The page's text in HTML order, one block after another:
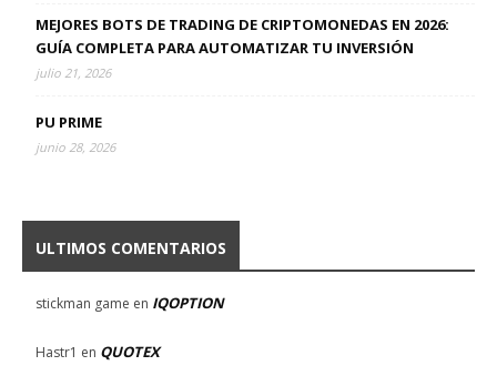
MEJORES BOTS DE TRADING DE CRIPTOMONEDAS EN 2026:
GUÍA COMPLETA PARA AUTOMATIZAR TU INVERSIÓN
julio 21, 2026
PU PRIME
junio 28, 2026
ULTIMOS COMENTARIOS
stickman game en IQOPTION
Hastr1 en QUOTEX